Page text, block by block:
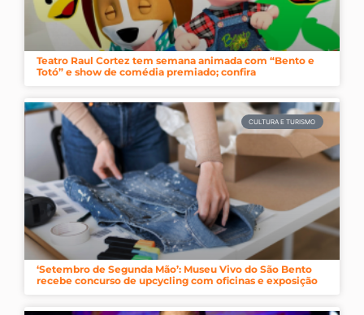
Teatro Raul Cortez tem semana animada com “Bento e
Totó” e show de comédia premiado; confira
CULTURA E TURISMO
‘Setembro de Segunda Mão’: Museu Vivo do São Bento
recebe concurso de upcycling com oficinas e exposição